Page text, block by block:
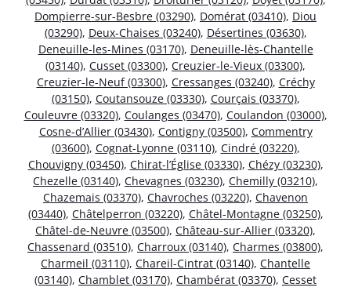
Dompierre-sur-Besbre (03290), Domérat (03410), Diou
(03290), Deux-Chaises (03240), Désertines (03630),
Deneuille-les-Mines (03170), Deneuille-lès-Chantelle
(03140), Cusset (03300), Creuzier-le-Vieux (03300),
Creuzier-le-Neuf (03300), Cressanges (03240), Créchy
(03150), Coutansouze (03330), Courçais (03370),
Couleuvre (03320), Coulanges (03470), Coulandon (03000),
Cosne-d’Allier (03430), Contigny (03500), Commentry
(03600), Cognat-Lyonne (03110), Cindré (03220),
Chouvigny (03450), Chirat-l’Église (03330), Chézy (03230),
Chezelle (03140), Chevagnes (03230), Chemilly (03210),
Chazemais (03370), Chavroches (03220), Chavenon
(03440), Châtelperron (03220), Châtel-Montagne (03250),
Châtel-de-Neuvre (03500), Château-sur-Allier (03320),
Chassenard (03510), Charroux (03140), Charmes (03800),
Charmeil (03110), Chareil-Cintrat (03140), Chantelle
(03140), Chamblet (03170), Chambérat (03370), Cesset